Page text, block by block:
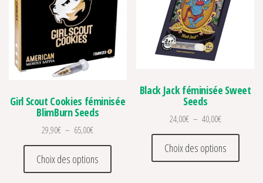
Girl Scout Cookies féminisée
BlimBurn Seeds
29,90€ – 65,00€Plage de prix : 29,90€ à 65,00€
Choix des options
Ce produit a plusieurs variations. Les
Black Jack féminisée Sweet
Seeds
24,00€ – 40,00€Plage de prix
Choix des options
Ce